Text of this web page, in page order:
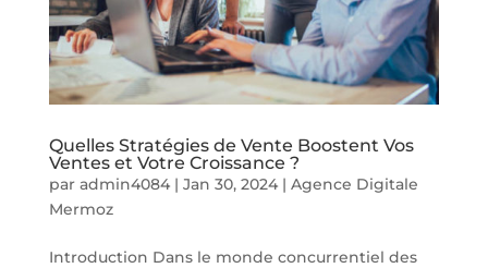
Quelles Stratégies de Vente Boostent Vos
Ventes et Votre Croissance ?
par admin4084| Jan 30, 2024| Agence Digitale
Mermoz
Introduction Dans le monde concurrentiel des